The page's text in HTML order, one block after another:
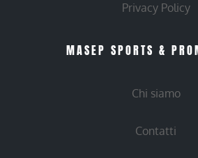
Privacy Policy
MASEP SPORTS &
Chi siamo
Contatti